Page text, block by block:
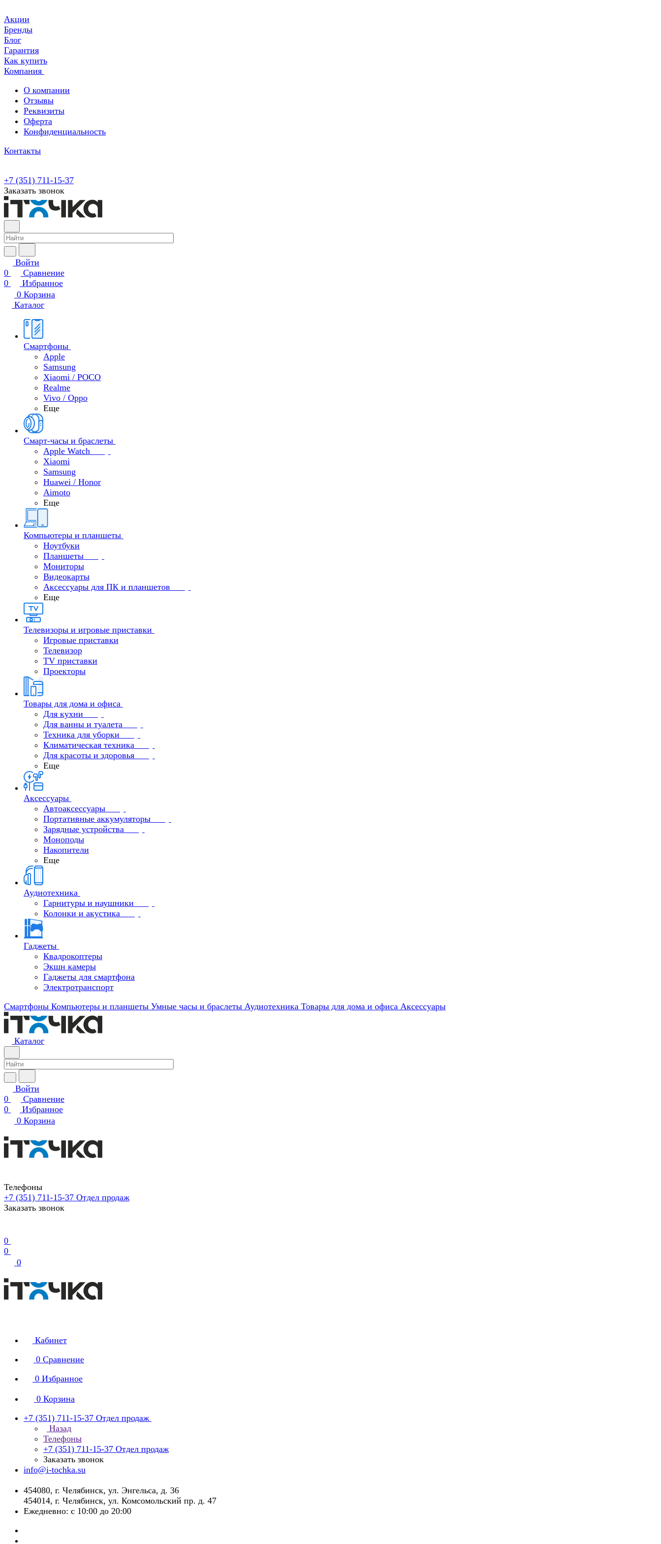
Акции
Бренды
Блог
Гарантия
Как купить
Компания
О компании
Отзывы
Реквизиты
Оферта
Конфиденциальность
Контакты
+7 (351) 711-15-37
Заказать звонок
Войти
0
Сравнение
0
Избранное
0 Корзина
Каталог
Смартфоны
Apple
Samsung
Xiaomi / POCO
Realme
Vivo / Oppo
Еще
Смарт-часы и браслеты
Apple Watch
Xiaomi
Samsung
Huawei / Honor
Aimoto
Еще
Компьютеры и планшеты
Ноутбуки
Планшеты
Мониторы
Видеокарты
Аксессуары для ПК и планшетов
Еще
Телевизоры и игровые приставки
Игровые приставки
Телевизор
TV приставки
Проекторы
Товары для дома и офиса
Для кухни
Для ванны и туалета
Техника для уборки
Климатическая техника
Для красоты и здоровья
Еще
Аксессуары
Автоаксессуары
Портативные аккумуляторы
Зарядные устройства
Моноподы
Накопители
Еще
Аудиотехника
Гарнитуры и наушники
Колонки и акустика
Гаджеты
Квадрокоптеры
Экшн камеры
Гаджеты для смартфона
Электротранспорт
Смартфоны Компьютеры и планшеты Умные часы и браслеты Аудиотехника Товары для дома и офиса Аксессуары
Каталог
Войти
0
Сравнение
0
Избранное
0 Корзина
Телефоны
+7 (351) 711-15-37 Отдел продаж
Заказать звонок
0
0
0
Кабинет
0 Сравнение
0 Избранное
0 Корзина
+7 (351) 711-15-37 Отдел продаж
Назад
Телефоны
+7 (351) 711-15-37 Отдел продаж
Заказать звонок
info@i-tochka.su
​454080, г. Челябинск, ул. Энгельса, д. 36
454014, г. Челябинск, ул. Комсомольский пр. д. 47
Ежедневно: с 10:00 до 20:00